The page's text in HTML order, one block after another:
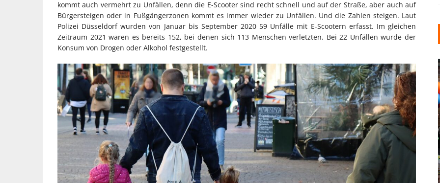
kommt auch vermehrt zu Unfällen, denn die E-Scooter sind recht schnell und auf der Straße, aber auch auf
Bürgersteigen oder in Fußgängerzonen kommt es immer wieder zu Unfällen. Und die Zahlen steigen. Laut
Polizei Düsseldorf wurden von Januar bis September 2020 59 Unfälle mit E-Scootern erfasst. Im gleichen
Zeitraum 2021 waren es bereits 152, bei denen sich 113 Menschen verletzten. Bei 22 Unfällen wurde der
Konsum von Drogen oder Alkohol festgestellt.
INDUSTRIELLER CHIC: WIE
KUNSTSTOFFFENSTER DEN
LOFT-STIL IN IHREM
EINFAMILIENHAUS
UNTERSTÜTZEN